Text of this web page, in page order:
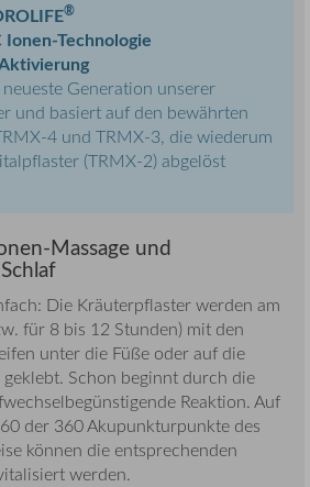
®
Technologie
Generation unserer
und basiert auf den bewährten
4 und TRMX-3, die wiederum
(TRMX-2) abgelöst
Massage und
Die Kräuterpflaster werden am
für 8 bis 12 Stunden) mit den
unter die Füße oder auf die
Schon beginnt durch die
Reaktion. Auf
der 360 Akupunkturpunkte des
können die entsprechenden
werden.